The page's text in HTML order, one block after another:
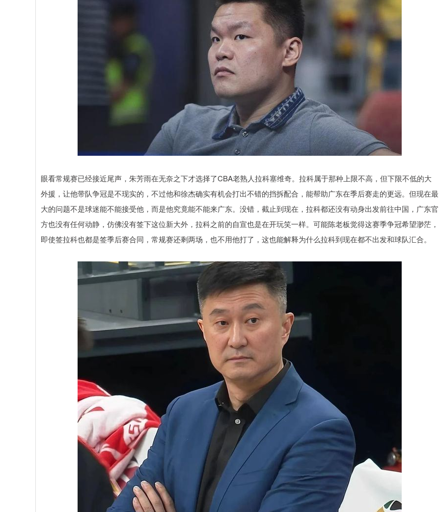
眼看常规赛已经接近尾声，朱芳雨在无奈之下才选择了CBA老熟人拉科塞维奇。拉科属于那种上限不高，但下限不低的大
外援，让他带队争冠是不现实的，不过他和徐杰确实有机会打出不错的挡拆配合，能帮助广东在季后赛走的更远。但现在最
大的问题不是球迷能不能接受他，而是他究竟能不能来广东。没错，截止到现在，拉科都还没有动身出发前往中国，广东官
方也没有任何动静，仿佛没有签下这位新大外，拉科之前的自宣也是在开玩笑一样。可能陈老板觉得这赛季争冠希望渺茫，
即使签拉科也都是签季后赛合同，常规赛还剩两场，也不用他打了，这也能解释为什么拉科到现在都不出发和球队汇合。